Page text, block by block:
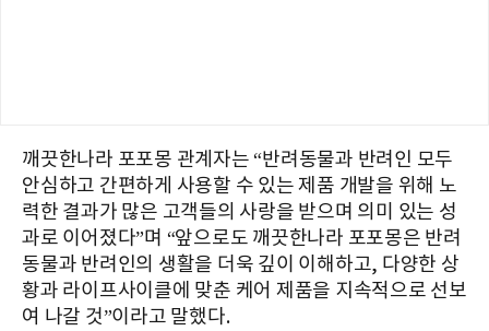
깨끗한나라 포포몽 관계자는 “반려동물과 반려인 모두
안심하고 간편하게 사용할 수 있는 제품 개발을 위해 노
력한 결과가 많은 고객들의 사랑을 받으며 의미 있는 성
과로 이어졌다”며 “앞으로도 깨끗한나라 포포몽은 반려
동물과 반려인의 생활을 더욱 깊이 이해하고, 다양한 상
황과 라이프사이클에 맞춘 케어 제품을 지속적으로 선보
여 나갈 것”이라고 말했다.